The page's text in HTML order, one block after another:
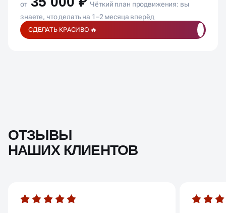
от
Чёткий план продвижения: вы
знаете, что делать на 1–2 месяца вперёд
СДЕЛАТЬ КРАСИВО 🔥
ОТЗЫВЫ
НАШИХ КЛИЕНТОВ